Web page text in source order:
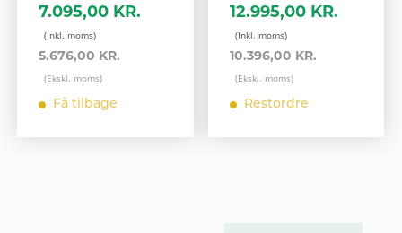
DESIGN -
SNEKKEDREV.
7.095,00 KR.
5.676,00 KR.
Få tilbage
kompakt og
robust, Tysk
kvalitet
12.995,00 KR.
10.396,00 KR.
Restordre